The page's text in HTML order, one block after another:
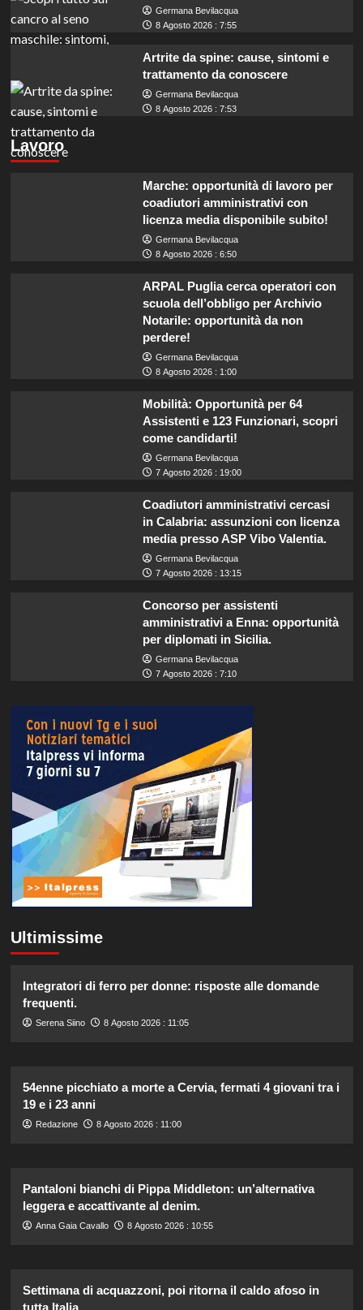
Germana Bevilacqua
8 Agosto 2026 : 7:55
Artrite da spine: cause, sintomi e
trattamento da conoscere
Germana Bevilacqua
8 Agosto 2026 : 7:53
Lavoro
Marche: opportunità di lavoro per
coadiutori amministrativi con
licenza media disponibile subito!
Germana Bevilacqua
8 Agosto 2026 : 6:50
ARPAL Puglia cerca operatori con
scuola dell’obbligo per Archivio
Notarile: opportunità da non
perdere!
Germana Bevilacqua
8 Agosto 2026 : 1:00
Mobilità: Opportunità per 64
Assistenti e 123 Funzionari, scopri
come candidarti!
Germana Bevilacqua
7 Agosto 2026 : 19:00
Coadiutori amministrativi cercasi
in Calabria: assunzioni con licenza
media presso ASP Vibo Valentia.
Germana Bevilacqua
7 Agosto 2026 : 13:15
Concorso per assistenti
amministrativi a Enna: opportunità
per diplomati in Sicilia.
Germana Bevilacqua
7 Agosto 2026 : 7:10
Ultimissime
Integratori di ferro per donne: risposte alle domande
frequenti.
Serena Siino 8 Agosto 2026 : 11:05
54enne picchiato a morte a Cervia, fermati 4 giovani tra i
19 e i 23 anni
Redazione 8 Agosto 2026 : 11:00
Pantaloni bianchi di Pippa Middleton: un’alternativa
leggera e accattivante al denim.
Anna Gaia Cavallo 8 Agosto 2026 : 10:55
Settimana di acquazzoni, poi ritorna il caldo afoso in
tutta Italia.